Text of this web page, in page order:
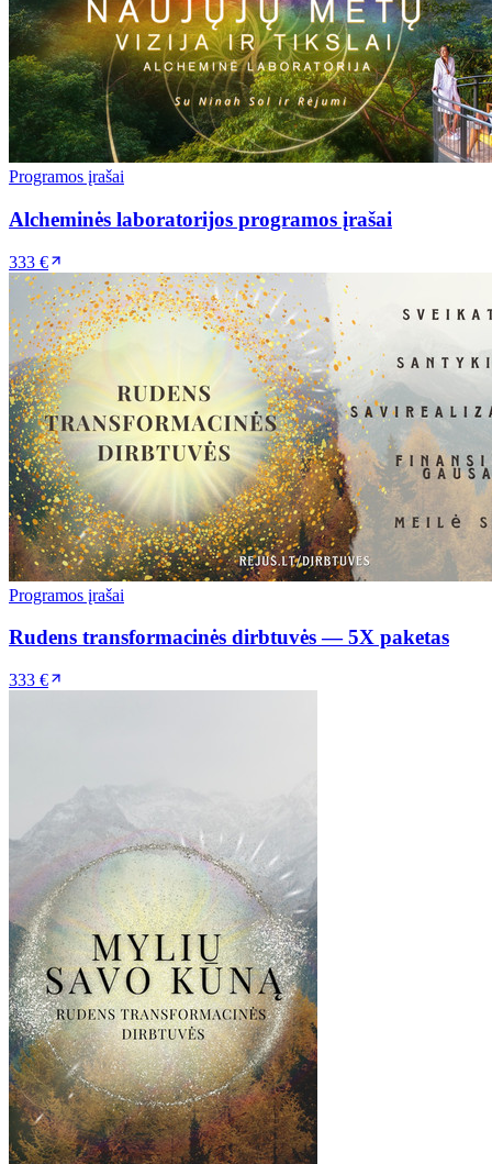
Programos įrašai
Alcheminės laboratorijos programos įrašai
333 €
Programos įrašai
Rudens transformacinės dirbtuvės — 5X paketas
333 €